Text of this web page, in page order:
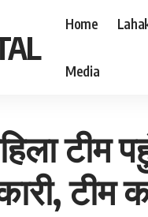
Home
Media
भाजपा की महिला टीम पहुंची खुसरूपुर,
टीम
टीम